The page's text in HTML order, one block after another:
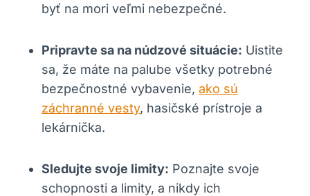
byť na mori⁤ veľmi nebezpečné.
Pripravte ⁤sa na núdzové situácie: ⁢Uistite
sa, že ‍máte na palube všetky ‍potrebné
bezpečnostné‌ vybavenie, ako sú
záchranné vesty, hasičské prístroje a
lekárnička.
Sledujte svoje limity: Poznajte⁣ svoje
schopnosti a​ limity, a nikdy ⁢ich‍